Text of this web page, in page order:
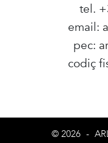
tel.
email:
pec:
codiç
© 2026 -